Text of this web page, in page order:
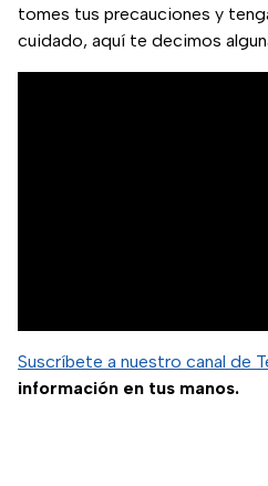
tomes tus precauciones y
cuidado, aquí te decimos
Suscríbete a nuestro canal de
información en tus manos.